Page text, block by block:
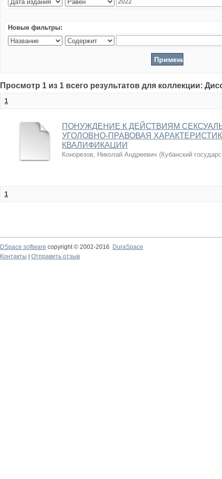
Новые фильтры:
Просмотр 1 из 1 всего результатов для коллекции:
1
ПОНУЖДЕНИЕ К ДЕЙСТВИЯМ
УГОЛОВНО-ПРАВОВАЯ
КВАЛИФИКАЦИИ
Конорезов, Николай Андреевич (Кубанский
1
DSpace software copyright © 2002-2016
DuraSpace
Контакты
Отправить отзыв